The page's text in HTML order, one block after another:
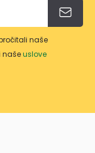
naše
našeuslove